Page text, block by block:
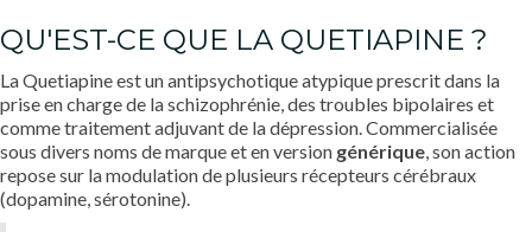
QU'EST-CE QUE LA QUETIAPINE ?
La Quetiapine est un antipsychotique atypique prescrit dans la
prise en charge de la schizophrénie, des troubles bipolaires et
comme traitement adjuvant de la dépression. Commercialisée
sous divers noms de marque et en version générique, son action
repose sur la modulation de plusieurs récepteurs cérébraux
(dopamine, sérotonine).